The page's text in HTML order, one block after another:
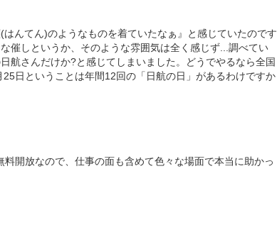
んてん)のようなものを着ていたなぁ』と感じていたのです
催しというか、そのような雰囲気は全く感じず...調べてい
航さんだけか?と感じてしまいました。どうでやるなら全国
日ということは年間12回の「日航の日」があるわけですか
開放なので、仕事の面も含めて色々な場面で本当に助かっ